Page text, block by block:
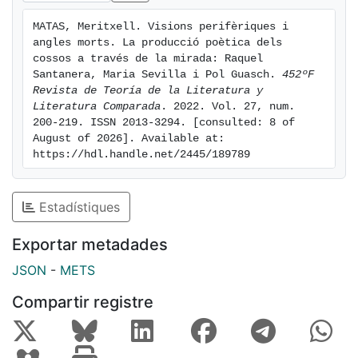
the gaze and corporeality in the works of three 21 st
century Catalan poets. The text focuses on the links
with affect, the role of social media and the digital
world, the exploitation of bodies, desire and the
creation of identities. These elements make it possible
to formulate an interpretive framework for the texts
and relate them to the main preponderant theoretical
questions of the period, as well as to offer an x-ray of
these three important figures and a reflection on the
current moment, consolidation and continuity of these
topics in Catalan poetry, which is increasingly enriched
with new voices and with more diverse styles,
proposals and approaches that continue to increase.
MATAS, Meritxell. Visions perifèriques i
angles morts. La producció poètica dels
cossos a través de la mirada: Raquel
Santanera, Maria Sevilla i Pol Guasch. 452ºF
Revista de Teoría de la Literatura y
Literatura Comparada . 2022. Vol. 27, num.
200-219. ISSN 2013-3294. [consulted: 8 of
August of 2026]. Available at:
https://hdl.handle.net/2445/189789
Estadístiques
Exportar metadades
JSON - METS
Compartir registre